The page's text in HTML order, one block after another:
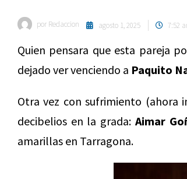
por Redaccion agosto 1, 2025 7:52
Quien pensara que esta pareja
dejado ver venciendo a Paquito
Otra vez con sufrimiento (ahora
decibelios en la grada: Aimar
amarillas en Tarragona.